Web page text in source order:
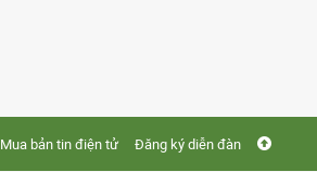
Mua bản tin điện tử Đăng ký diễn đàn